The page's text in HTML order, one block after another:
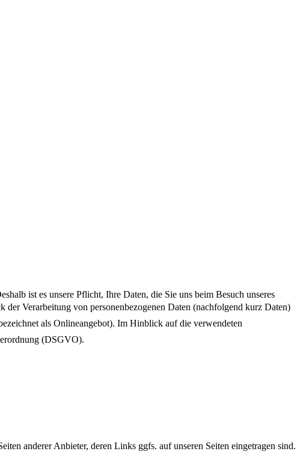
ist es unsere Pflicht, Ihre Daten, die Sie uns beim Besuch unseres
Verarbeitung von personenbezogenen Daten (nachfolgend kurz Daten)
als Onlineangebot). Im Hinblick auf die verwendeten
(DSGVO).
anderer Anbieter, deren Links ggfs. auf unseren Seiten eingetragen sind.